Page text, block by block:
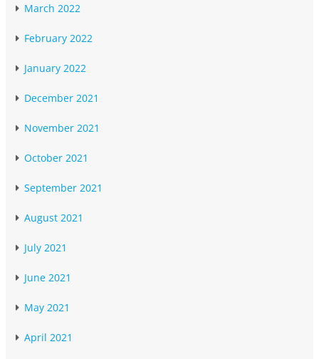
March 2022
February 2022
January 2022
December 2021
November 2021
October 2021
September 2021
August 2021
July 2021
June 2021
May 2021
April 2021